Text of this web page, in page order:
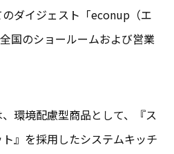
ダイジェスト「econup（エ
国のショールームおよび営業
、環境配慮型商品として、『ス
』を採用したシステムキッチ